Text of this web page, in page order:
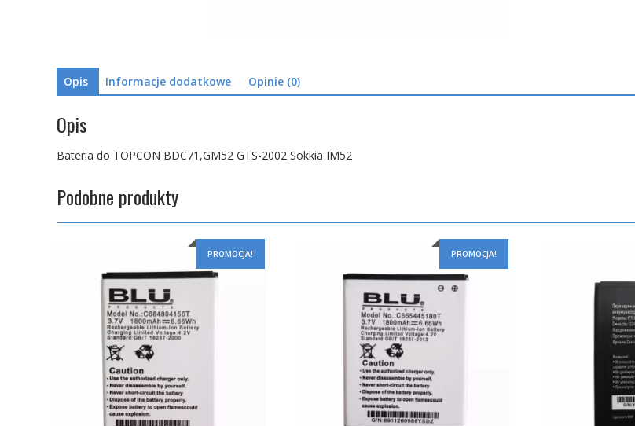
Opis Informacje dodatkowe Opinie (0)
Opis
Bateria do TOPCON BDC71,GM52 GTS-2002 Sokkia IM52
Podobne produkty
PROMOCJA! PROMOCJA!